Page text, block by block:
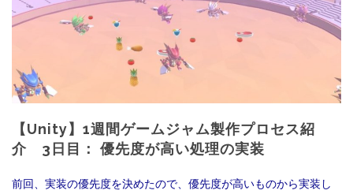
【Unity】1週間ゲームジャム製作プロセス紹
介 3日目： 優先度が高い処理の実装
前回、実装の優先度を決めたので、優先度が高いものから実装し